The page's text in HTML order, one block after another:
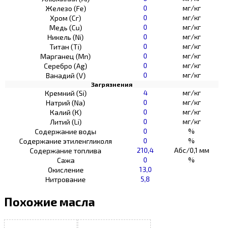
Железо (Fe)
0
мг/кг
Хром (Сг)
0
мг/кг
Медь (Cu)
0
мг/кг
Никель (Ni)
0
мг/кг
Титан (Ti)
0
мг/кг
Марганец (Mn)
0
мг/кг
Серебро (Ag)
0
мг/кг
Ванадий (V)
0 мг/кг
Загрязнения
Кремний (Si) 4
мг/кг
Натрий (Na)
0
мг/кг
Калий (К)
0
мг/кг
Литий (Li)
0
мг/кг
Содержание воды
0
%
Содержание этиленгликоля
0
%
Содержание топлива
210,4
Абс/0,1 мм
Сажа
0
%
Окисление
13,0
Нитрование
5,8
Похожие масла